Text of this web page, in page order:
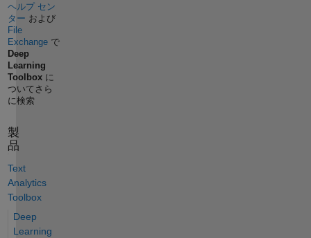
ヘルプ セン
ター および
File
Exchangeで
Deep
Learning
Toolboxに
ついてさら
に検索
製
品
Text
Analytics
Toolbox
Deep
Learning